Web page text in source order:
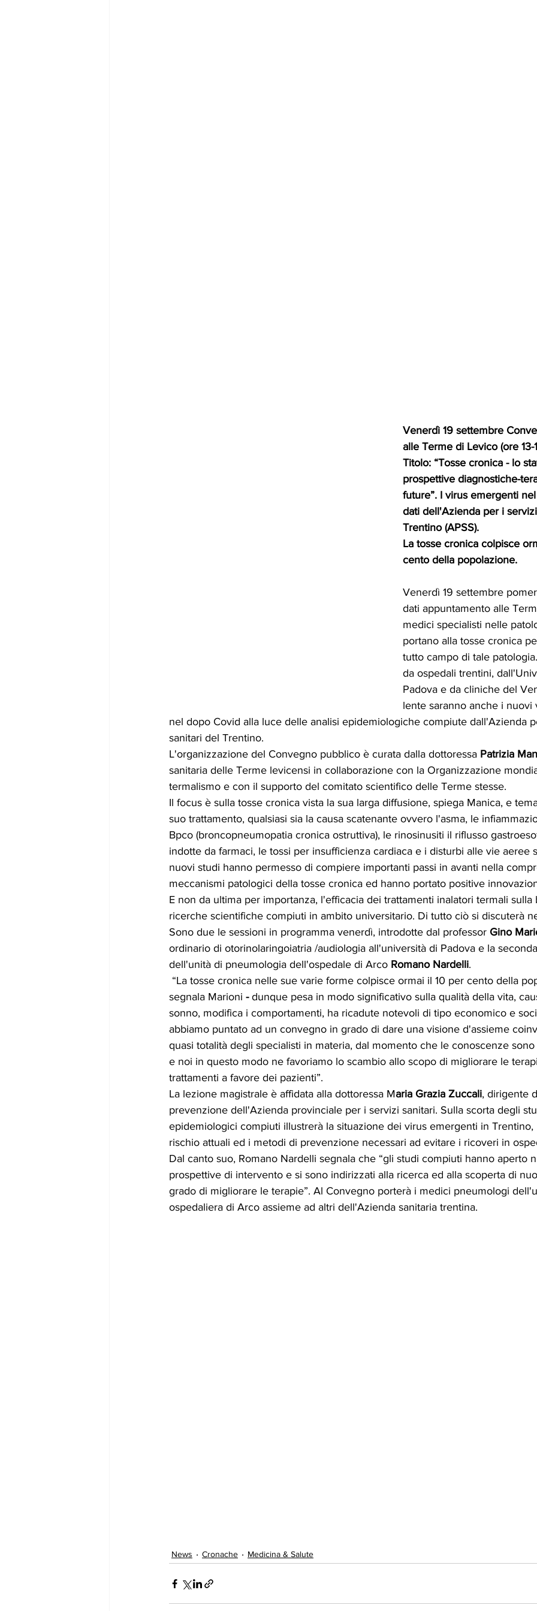
Venerdì 19 settembre
alle Terme di Levico (ore 13-
Titolo: “Tosse cronica - lo
prospettive diagnostiche-
future”. I virus emergenti
dati dell'Azienda per i
Trentino (APSS).
La tosse cronica colpisce
cento della popolazione.
Venerdì 19 settembre
dati appuntamento alle
medici specialisti nelle
portano alla tosse cronica
tutto campo di tale
da ospedali trentini,
Padova e da cliniche del
lente saranno anche i
nel dopo Covid alla luce delle analisi epidemiologiche compiute dall'Azienda
sanitari del Trentino.
L'organizzazione del Convegno pubblico è curata dalla dottoressa Patrizia
sanitaria delle Terme levicensi in collaborazione con la Organizzazione
termalismo e con il supporto del comitato scientifico delle Terme stesse.
Il focus è sulla tosse cronica vista la sua larga diffusione, spiega Manica, e
suo trattamento, qualsiasi sia la causa scatenante ovvero l'asma, le
Bpco (broncopneumopatia cronica ostruttiva), le rinosinusiti il riflusso
indotte da farmaci, le tossi per insufficienza cardiaca e i disturbi alle vie aeree
nuovi studi hanno permesso di compiere importanti passi in avanti nella
meccanismi patologici della tosse cronica ed hanno portato positive
E non da ultima per importanza, l'efficacia dei trattamenti inalatori termali
ricerche scientifiche compiuti in ambito universitario. Di tutto ciò si discuterà
Sono due le sessioni in programma venerdì, introdotte dal professor Gino
ordinario di otorinolaringoiatria /audiologia all'università di Padova e la
dell'unità di pneumologia dell'ospedale di Arco Romano Nardelli.
“La tosse cronica nelle sue varie forme colpisce ormai il 10 per cento della
segnala Marioni - dunque pesa in modo significativo sulla qualità della vita,
sonno, modifica i comportamenti, ha ricadute notevoli di tipo economico e
abbiamo puntato ad un convegno in grado di dare una visione d'assieme
quasi totalità degli specialisti in materia, dal momento che le conoscenze
e noi in questo modo ne favoriamo lo scambio allo scopo di migliorare le
trattamenti a favore dei pazienti”.
La lezione magistrale è affidata alla dottoressa Maria Grazia Zuccali, dirigente
prevenzione dell'Azienda provinciale per i servizi sanitari. Sulla scorta degli
epidemiologici compiuti illustrerà la situazione dei virus emergenti in
rischio attuali ed i metodi di prevenzione necessari ad evitare i ricoveri in
Dal canto suo, Romano Nardelli segnala che “gli studi compiuti hanno aperto
prospettive di intervento e si sono indirizzati alla ricerca ed alla scoperta di
grado di migliorare le terapie”. Al Convegno porterà i medici pneumologi
ospedaliera di Arco assieme ad altri dell'Azienda sanitaria trentina.
News Cronache Medicina & Salute